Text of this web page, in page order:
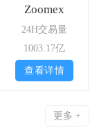
Zoomex
24H交易量
1003.17亿
查看详情
更多 +